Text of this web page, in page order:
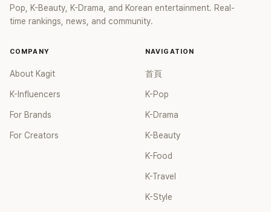
Pop, K-Beauty, K-Drama, and Korean entertainment. Real-
time rankings, news, and community.
COMPANY
About Kagit
K-Influencers
For Brands
For Creators
NAVIGATION
首頁
K-Pop
K-Drama
K-Beauty
K-Food
K-Travel
K-Style